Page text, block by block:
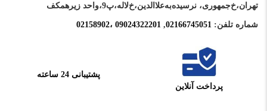
تهران،خ‌جمهوری، نرسیده‌به‌علاالدین،‌خ‌لاله،‌پ9،واحد زیرهمکف
شماره تلفن: 02166745051‌
, 09024322201 ،02158902
پرداخت آنلاین
پشتیبانی 24 ساعته